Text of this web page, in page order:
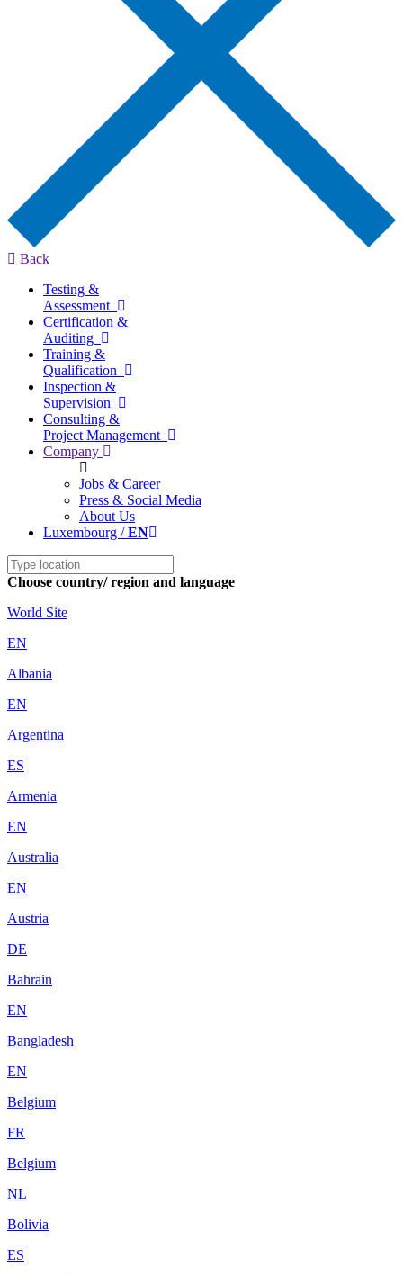
Back
Testing &
Assessment
Certification &
Auditing
Training &
Qualification
Inspection &
Supervision
Consulting &
Project Management
Company
Jobs & Career
Press & Social Media
About Us
Luxembourg /EN
Choose country/ region and language
World Site
EN
Albania
EN
Argentina
ES
Armenia
EN
Australia
EN
Austria
DE
Bahrain
EN
Bangladesh
EN
Belgium
FR
Belgium
NL
Bolivia
ES